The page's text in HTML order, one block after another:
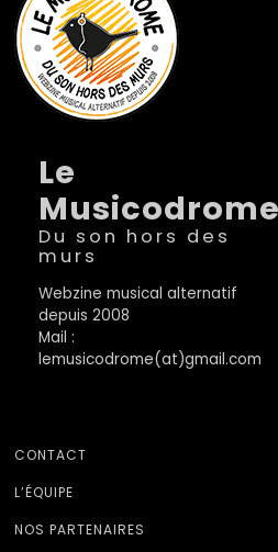
Le
Musicodrome
Du son hors des
murs
Webzine musical alternatif
depuis 2008
Mail :
lemusicodrome(at)gmail.com
CONTACT
L’ÉQUIPE
NOS PARTENAIRES